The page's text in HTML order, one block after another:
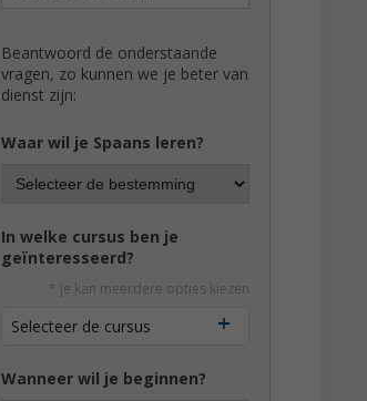
Beantwoord de onderstaande
vragen, zo kunnen we je beter van
dienst zijn:
Waar wil je Spaans leren?
In welke cursus ben je
geïnteresseerd?
* Je kan meerdere opties kiezen
Selecteer de cursus
Wanneer wil je beginnen?